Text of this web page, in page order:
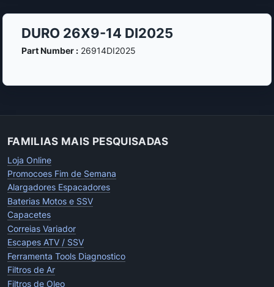
DURO 26X9-14 DI2025
Part Number :26914DI2025
FAMILIAS MAIS PESQUISADAS
Loja Online
Promocoes Fim de Semana
Alargadores Espacadores
Baterias Motos e SSV
Capacetes
Correias Variador
Escapes ATV / SSV
Ferramenta Tools Diagnostico
Filtros de Ar
Filtros de Oleo